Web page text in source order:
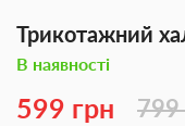
Трикотажний
В наявності
599 грн 799